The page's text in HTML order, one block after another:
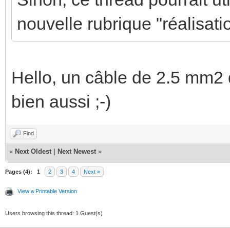
nouvelle rubrique
Hello, un câble de 2.5
bien aussi ;-)
Find
« Next Oldest Next Newest »
Pages (4): 1 2 3 4 Next »
View a Printable Version
Users browsing this thread: 1 Guest(s)